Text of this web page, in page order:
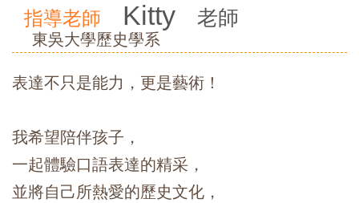
指導老師 Kitty 老師
東吳大學歷史學系
表達不只是能力，更是藝術！
我希望陪伴孩子，
一起體驗口語表達的精采，
並將自己所熱愛的歷史文化，